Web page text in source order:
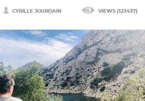
CYRILLE JOURDAIN VIEWS (123437)